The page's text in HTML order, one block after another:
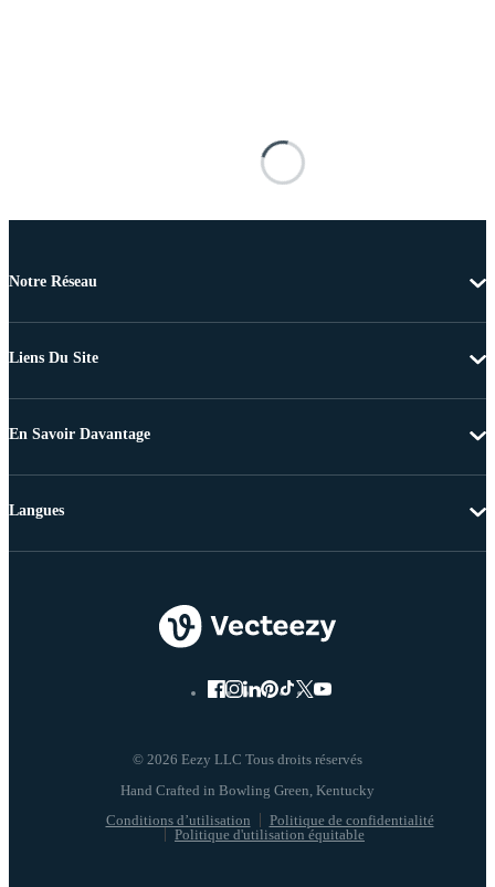
Notre Réseau
Liens Du Site
En Savoir Davantage
© 2026 Eezy LLC Tous droits réservés
Conditions d’utilisation
Politique de confidentialité
Politique d'utilisation équitable
Langues